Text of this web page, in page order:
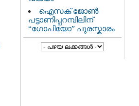
ഐസക് ജോണ്‍
പട്ടാണിപ്പറമ്പിലിന്
“ഗോപിയോ” പുരസ്കാരം